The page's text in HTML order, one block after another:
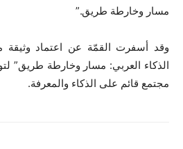
مسار وخارطة طريق”.
وقد أسفرت القمّة عن اعتماد وثيقة
الذكاء العربي: مسار وخارطة طريق”
مجتمع قائم على الذكاء والمعرفة.